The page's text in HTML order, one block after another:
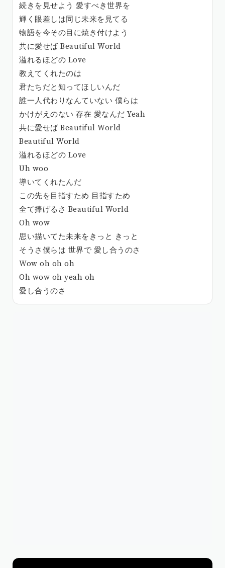
続きを見せよう 愛すべき世界を
輝く眼差しは同じ未来を見てる
物語を今その目に焼き付けよう
共に愛せば Beautiful World
溢れるほどの Love
教えてくれたのは
君たちだと知ってほしいんだ
誰一人代わりなんていない 僕らは
かけがえのない 存在 愛なんだ Yeah
共に愛せば Beautiful World
Beautiful World
溢れるほどの Love
Uh woo
導いてくれたんだ
この先を目指すため 目指すため
全て捧げるさ Beautiful World
Oh wow
思い描いてた未来をきっと きっと
そうさ僕らは 世界で 愛し合うのさ
Wow oh oh oh
Oh wow oh yeah oh
愛し合うのさ